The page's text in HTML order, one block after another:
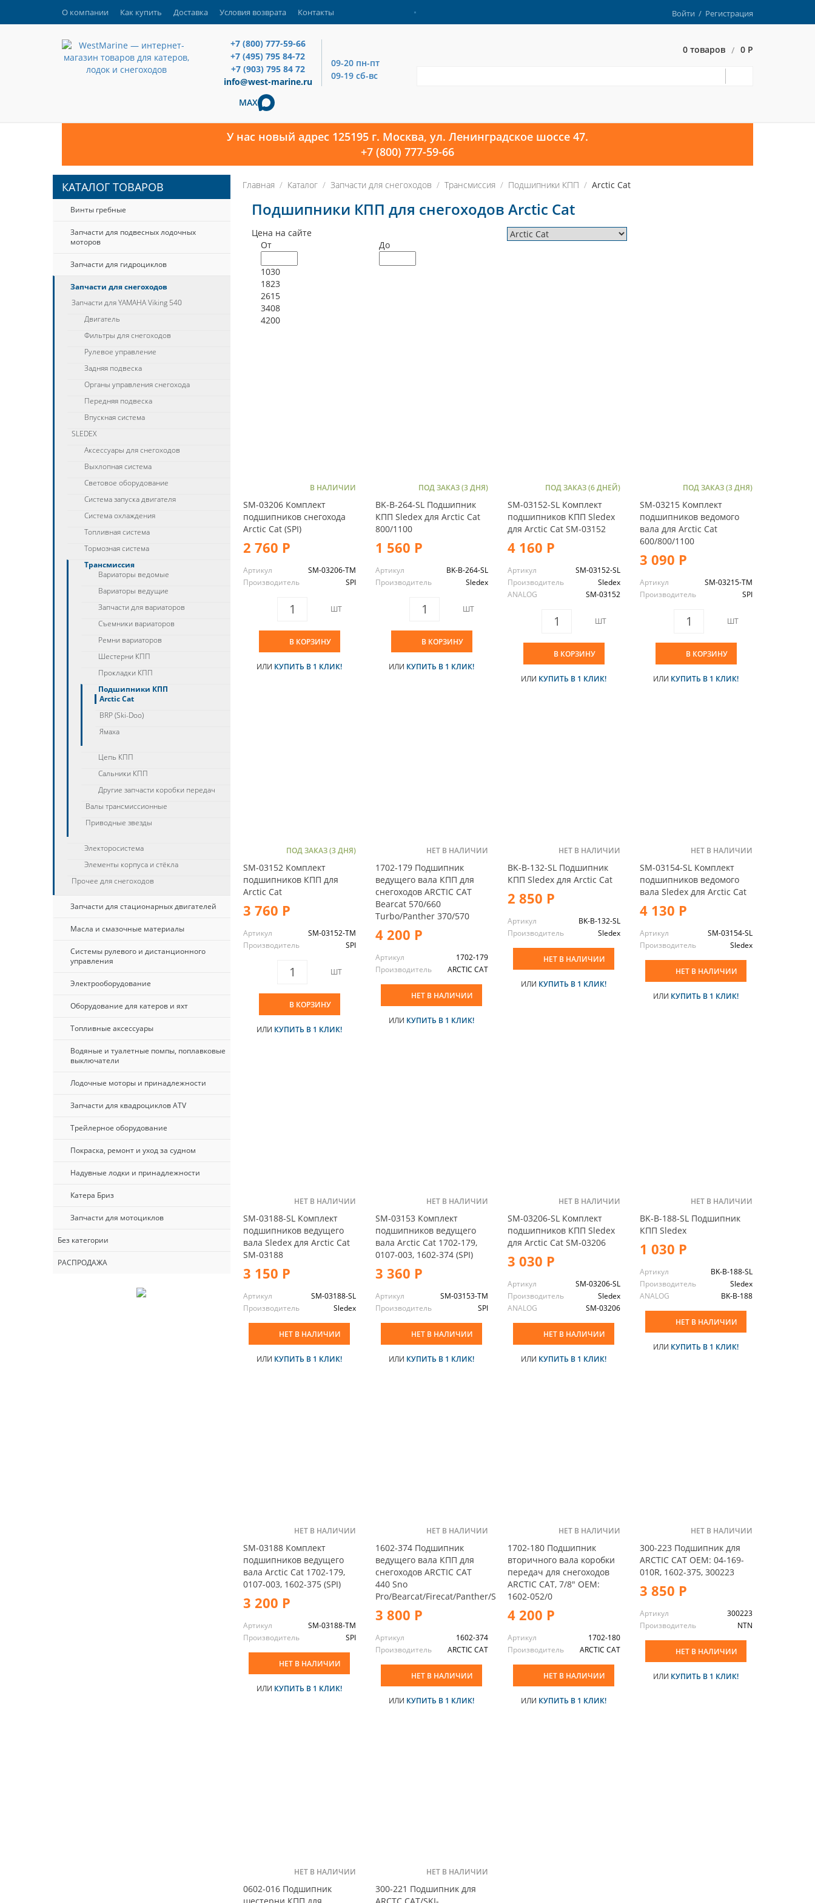
О компании Как купить Доставка Условия возврата Контакты Войти / Регистрация
+7 (800) 777-59-66
+7 (495) 795 84-72
+7 (903) 795 84 72
info@west-marine.ru
09-20 пн-пт
09-19 сб-вс
MAX
0 товаров / 0 Р
У нас новый адрес 125195 г. Москва, ул. Ленинградское шоссе 47.
+7 (800) 777-59-66
Главная Каталог Запчасти для снегоходов Трансмиссия Подшипники КПП Arctic Cat
Подшипники КПП для снегоходов Arctic Cat
Цена на сайте
От
До
1030
1823
2615
3408
4200
В НАЛИЧИИ
SM-03206 Комплект
подшипников снегохода
Arctic Cat (SPI)
2 760 Р
Артикул
SM-03206-TM
Производитель
SPI
ШТ
В КОРЗИНУ
ИЛИ КУПИТЬ В 1 КЛИК!
ПОД ЗАКАЗ (3 ДНЯ)
BK-B-264-SL Подшипник
КПП Sledex для Arctic Cat
800/1100
1 560 Р
Артикул
BK-B-264-SL
Производитель
Sledex
ШТ
В КОРЗИНУ
ИЛИ КУПИТЬ В 1 КЛИК!
ПОД ЗАКАЗ (6 ДНЕЙ)
SM-03152-SL Комплект
подшипников КПП Sledex
для Arctic Cat SM-03152
4 160 Р
Артикул
SM-03152-SL
Производитель
Sledex
ANALOG
SM-03152
ШТ
В КОРЗИНУ
ИЛИ КУПИТЬ В 1 КЛИК!
ПОД ЗАКАЗ (3 ДНЯ)
SM-03215 Комплект
подшипников ведомого
вала для Arctic Cat
600/800/1100
3 090 Р
Артикул
SM-03215-TM
Производитель
SPI
ШТ
В КОРЗИНУ
ИЛИ КУПИТЬ В 1 КЛИК!
ПОД ЗАКАЗ (3 ДНЯ)
SM-03152 Комплект
подшипников КПП для
Arctic Cat
3 760 Р
Артикул
SM-03152-TM
Производитель
SPI
ШТ
В КОРЗИНУ
ИЛИ КУПИТЬ В 1 КЛИК!
НЕТ В НАЛИЧИИ
1702-179 Подшипник
ведущего вала КПП для
снегоходов ARCTIC CAT
Bearcat 570/660
Turbo/Panther 370/570
4 200 Р
Артикул
1702-179
Производитель
ARCTIC CAT
НЕТ В НАЛИЧИИ
ИЛИ КУПИТЬ В 1 КЛИК!
НЕТ В НАЛИЧИИ
BK-B-132-SL Подшипник
КПП Sledex для Arctic Cat
2 850 Р
Артикул
BK-B-132-SL
Производитель
Sledex
НЕТ В НАЛИЧИИ
ИЛИ КУПИТЬ В 1 КЛИК!
НЕТ В НАЛИЧИИ
SM-03154-SL Комплект
подшипников ведомого
вала Sledex для Arctic Cat
4 130 Р
Артикул
SM-03154-SL
Производитель
Sledex
НЕТ В НАЛИЧИИ
ИЛИ КУПИТЬ В 1 КЛИК!
НЕТ В НАЛИЧИИ
SM-03188-SL Комплект
подшипников ведущего
вала Sledex для Arctic Cat
SM-03188
3 150 Р
Артикул
SM-03188-SL
Производитель
Sledex
НЕТ В НАЛИЧИИ
ИЛИ КУПИТЬ В 1 КЛИК!
НЕТ В НАЛИЧИИ
SM-03153 Комплект
подшипников ведущего
вала Arctic Cat 1702-179,
0107-003, 1602-374 (SPI)
3 360 Р
Артикул
SM-03153-TM
Производитель
SPI
НЕТ В НАЛИЧИИ
ИЛИ КУПИТЬ В 1 КЛИК!
НЕТ В НАЛИЧИИ
SM-03206-SL Комплект
подшипников КПП Sledex
для Arctic Cat SM-03206
3 030 Р
Артикул
SM-03206-SL
Производитель
Sledex
ANALOG
SM-03206
НЕТ В НАЛИЧИИ
ИЛИ КУПИТЬ В 1 КЛИК!
НЕТ В НАЛИЧИИ
BK-B-188-SL Подшипник
КПП Sledex
1 030 Р
Артикул
BK-B-188-SL
Производитель
Sledex
ANALOG
BK-B-188
НЕТ В НАЛИЧИИ
ИЛИ КУПИТЬ В 1 КЛИК!
НЕТ В НАЛИЧИИ
SM-03188 Комплект
подшипников ведущего
вала Arctic Cat 1702-179,
0107-003, 1602-375 (SPI)
3 200 Р
Артикул
SM-03188-TM
Производитель
SPI
НЕТ В НАЛИЧИИ
ИЛИ КУПИТЬ В 1 КЛИК!
НЕТ В НАЛИЧИИ
1602-374 Подшипник
ведущего вала КПП для
снегоходов ARCTIC CAT
440 Sno
Pro/Bearcat/Firecat/Panther/S
3 800 Р
Артикул
1602-374
Производитель
ARCTIC CAT
НЕТ В НАЛИЧИИ
ИЛИ КУПИТЬ В 1 КЛИК!
НЕТ В НАЛИЧИИ
1702-180 Подшипник
вторичного вала коробки
передач для снегоходов
ARCTIC CAT, 7/8" OEM:
1602-052/0
4 200 Р
Артикул
1702-180
Производитель
ARCTIC CAT
НЕТ В НАЛИЧИИ
ИЛИ КУПИТЬ В 1 КЛИК!
НЕТ В НАЛИЧИИ
300-223 Подшипник для
ARCTIC CAT OEM: 04-169-
010R, 1602-375, 300223
3 850 Р
Артикул
300223
Производитель
NTN
НЕТ В НАЛИЧИИ
ИЛИ КУПИТЬ В 1 КЛИК!
НЕТ В НАЛИЧИИ
0602-016 Подшипник
НЕТ В НАЛИЧИИ
300-221 Подшипник для
КАТАЛОГ ТОВАРОВ
Винты гребные
Запчасти для подвесных лодочных
моторов
Запчасти для гидроциклов
Запчасти для снегоходов
Запчасти для YAMAHA Viking 540
Двигатель
Фильтры для снегоходов
Рулевое управление
Задняя подвеска
Органы управления снегохода
Передняя подвеска
Впускная система
SLEDEX
Аксессуары для снегоходов
Выхлопная система
Световое оборудование
Система запуска двигателя
Система охлаждения
Топливная система
Тормозная система
Трансмиссия
Вариаторы ведомые
Вариаторы ведущие
Запчасти для вариаторов
Съемники вариаторов
Ремни вариаторов
Шестерни КПП
Прокладки КПП
Подшипники КПП
Arctic Cat
BRP (Ski-Doo)
Ямаха
Цепь КПП
Сальники КПП
Другие запчасти коробки передач
Валы трансмиссионные
Приводные звезды
Электоросистема
Элементы корпуса и стёкла
Прочее для снегоходов
Запчасти для стационарных двигателей
Масла и смазочные материалы
Системы рулевого и дистанционного
управления
Электрооборудование
Оборудование для катеров и яхт
Топливные аксессуары
Водяные и туалетные помпы, поплавковые
выключатели
Лодочные моторы и принадлежности
Запчасти для квадроциклов ATV
Трейлерное оборудование
Покраска, ремонт и уход за судном
Надувные лодки и принадлежности
Катера Бриз
Запчасти для мотоциклов
Без категории
РАСПРОДАЖА